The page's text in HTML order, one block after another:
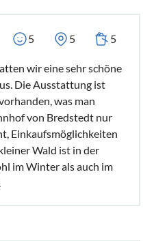
5 5 5
wir eine sehr schöne
Die Ausstattung ist
was man
von Bredstedt nur
Einkaufsmöglichkeiten
Wald ist in der
im Winter als auch im